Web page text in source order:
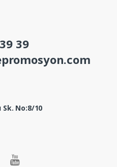
39
Sk. No:8/10